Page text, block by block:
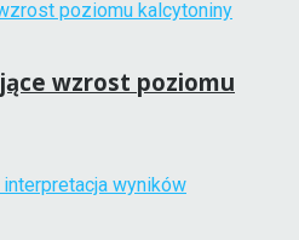
wzrost poziomu